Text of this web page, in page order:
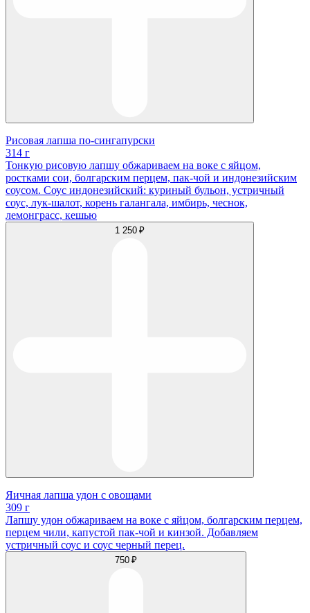
Рисовая лапша по-сингапурски
314 г
Тонкую рисовую лапшу обжариваем на воке с яйцом,
ростками сои, болгарским перцем, пак-чой и индонезийским
соусом. Соус индонезийский: куриный бульон, устричный
соус, лук-шалот, корень галангала, имбирь, чеснок,
лемонграсс, кешью
1 250 ₽
Яичная лапша удон с овощами
309 г
Лапшу удон обжариваем на воке с яйцом, болгарским перцем,
перцем чили, капустой пак-чой и кинзой. Добавляем
устричный соус и соус черный перец.
750 ₽